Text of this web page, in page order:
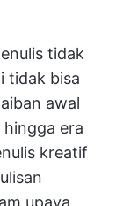
tidak
tidak bisa
awal
era
kreatif
upaya